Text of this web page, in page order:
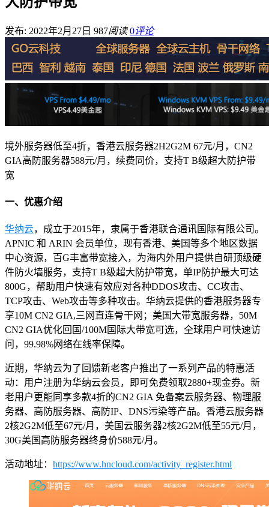
发布: 2022年2月27日 987阅读 0评论
境外服务器低至4折，香港云服务器2H2G2M 67元/月，CN2
GIA高防服务器588元/月，续费同价，支持T B级超大防护带
宽
一、优惠介绍
华纳云，成立于2015年，隶属于香港联合通讯国际有限公司。
APNIC 和 ARIN 会员单位，现有香港、美国等多个地区数据
中心资源，百G丰富带宽接入，为海内外用户提供自研顶级硬
件防火墙服务，支持T B级超大防护带宽，单IP防护最大可达
800G，帮助用户快速有效应对各种DDOS攻击、CC攻击、
TCP攻击、Web攻击等多种攻击。华纳云提供的香港服务器专
享10M CN2 GIA,三网直连骨干网；美国大带宽服务器，50M
CN2 GIA优化回国/100M国际大带宽可选，全球用户可快速访
问，99.98%网络在线率保障。
近期，华纳云为了回馈新老客户推出了一系列产品的特惠活
动：用户注册为华纳云会员，即可免费领取2880+现金券。新
老用户更能同享多款4折的CN2 GIA 免备案云服务器、物理服
务器、高防服务器、高防IP、DNS污染等产品。香港云服务器
2核2G2M低至67元/月，美国云服务器2核2G2M低至55元/月，
30G美国高防服务器终身价588元/月。
活动地址： https://www.hncloud.com/activity_register.html